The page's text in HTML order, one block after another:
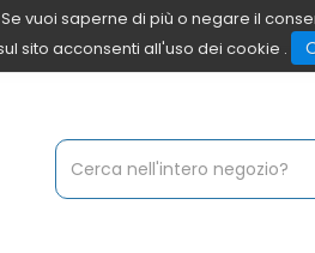
vuoi saperne di più o negare il
sito acconsenti all'uso dei cookie .
Cerca
Prodotto